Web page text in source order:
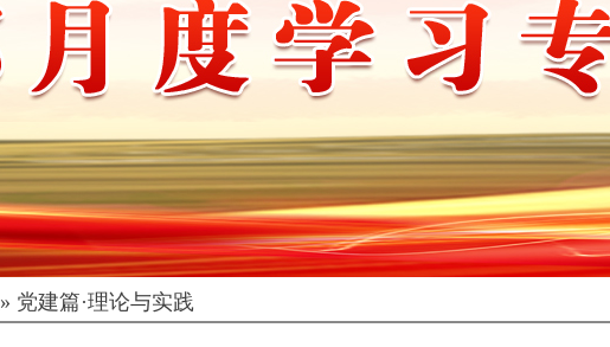
» 党建篇·理论与实践